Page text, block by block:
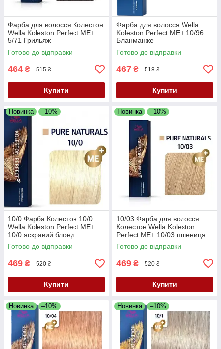
Фарба для волосся Колестон
Wella Koleston Perfect ME+
5/71 Грильяж
Готово до відправки
464 ₴ 515 ₴
Купити
Фарба для волосся Wella
Koleston Perfect ME+ 10/96
Бланманже
Готово до відправки
467 ₴ 518 ₴
Купити
Новинка –10%
10/0 Фарба Колестон 10/0
Wella Koleston Perfect ME+
10/0 яскравий блонд
Готово до відправки
469 ₴ 520 ₴
Купити
Новинка –10%
10/03 Фарба для волосся
Колестон Wella Koleston
Perfect ME+ 10/03 пшениця
Готово до відправки
469 ₴ 520 ₴
Купити
Новинка –10% Новинка –10%